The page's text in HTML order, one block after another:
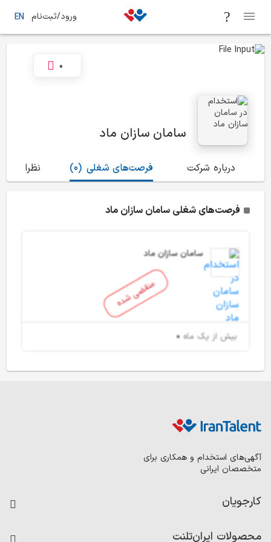
ورود/ثبت‌نام EN
سامان سازان ماد
0
درباره شرکت (0) فرصت‌های شغلی نظرات
فرصت‌های شغلی سامان سازان ماد
منقضی شده
سامان سازان ماد
بیش از یک ماه
آگهی‌های استخدام و همکاری برای
متخصصان ایرانی
کارجویان
محصولات ایران‌تلنت